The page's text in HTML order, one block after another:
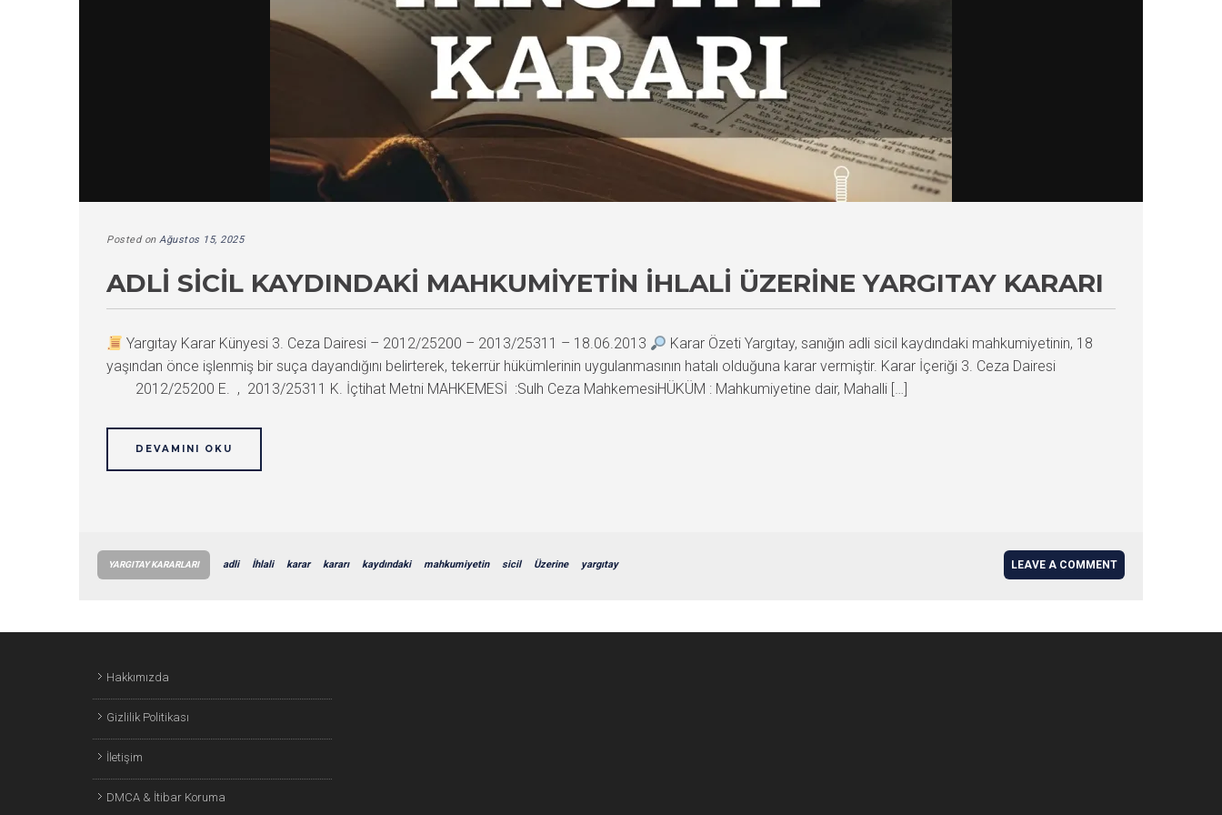
Posted on Ağustos 15, 2025
ADLI SICIL KAYDINDAKI MAHKUMIYETIN İHLALI ÜZERINE YARGITAY KARARI
Yargıtay Karar Künyesi 3. Ceza Dairesi – 2012/25200 – 2013/25311 – 18.06.2013
Karar Özeti Yargıtay, sanığın adli sicil kaydındaki mahkumiyetinin, 18
yaşından önce işlenmiş bir suça dayandığını belirterek, tekerrür hükümlerinin uygulanmasının hatalı olduğuna karar vermiştir. Karar İçeriği 3. Ceza Dairesi
2012/25200 E. , 2013/25311 K. İçtihat Metni MAHKEMESİ :Sulh Ceza MahkemesiHÜKÜM : Mahkumiyetine dair, Mahalli […]
DEVAMINI OKU
YARGITAY KARARLARI adli İhlali karar kararı kaydındaki mahkumiyetin sicil Üzerine yargıtay LEAVE A COMMENT
Hakkımızda
Gizlilik Politikası
İletişim
DMCA & İtibar Koruma